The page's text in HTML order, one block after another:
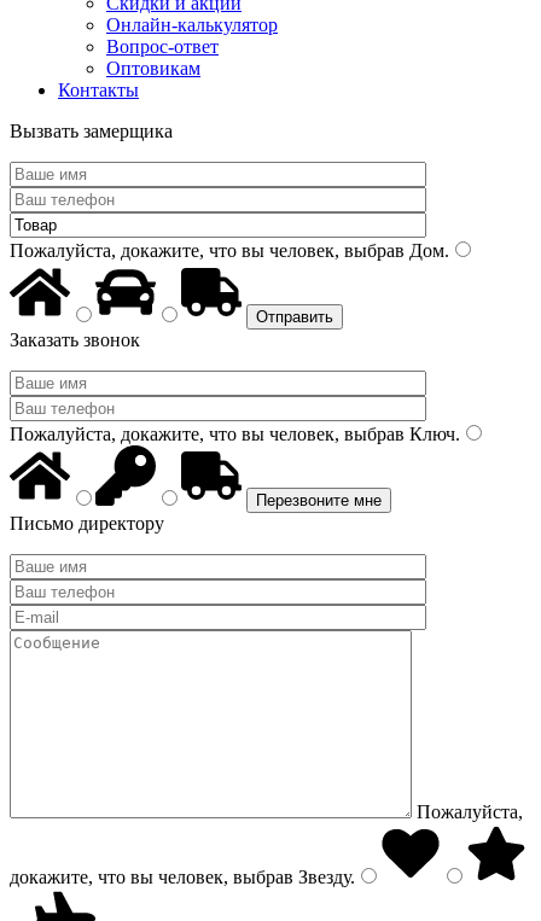
Онлайн-калькулятор
Вопрос-ответ
Оптовикам
Контакты
Вызвать замерщика
Пожалуйста, докажите, что вы человек, выбрав Дом.
Заказать звонок
Пожалуйста, докажите, что вы человек, выбрав Ключ.
Письмо директору
Пожалуйста,
докажите, что вы человек, выбрав Звезду.